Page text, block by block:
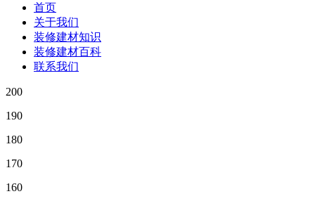
首页
关于我们
装修建材知识
装修建材百科
联系我们
200
190
180
170
160